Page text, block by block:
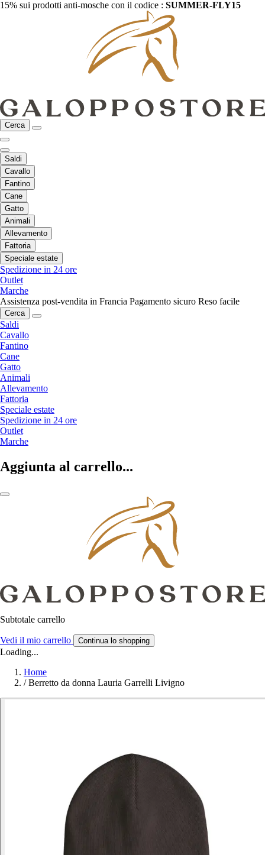
15% sui prodotti anti-mosche con il codice : SUMMER-FLY15
Cerca
Saldi
Cavallo
Fantino
Cane
Gatto
Animali
Allevamento
Fattoria
Speciale estate
Spedizione in 24 ore
Outlet
Marche
Assistenza post-vendita in Francia Pagamento sicuro Reso facile
Cerca
Saldi
Cavallo
Fantino
Cane
Gatto
Animali
Allevamento
Fattoria
Speciale estate
Spedizione in 24 ore
Outlet
Marche
Aggiunta al carrello...
Subtotale carrello
Vedi il mio carrello Continua lo shopping
Loading...
Home
/ Berretto da donna Lauria Garrelli Livigno